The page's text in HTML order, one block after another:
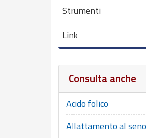
Strumenti
Link
Consulta anche
Acido folico
Allattamento al seno